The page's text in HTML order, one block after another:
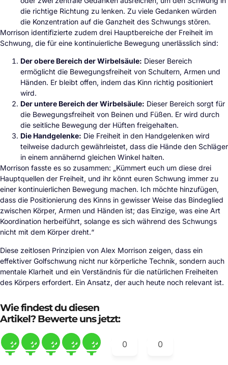
die richtige Richtung zu lenken. Zu viele Gedanken würden
die Konzentration auf die Ganzheit des Schwungs stören.
Morrison identifizierte zudem drei Hauptbereiche der Freiheit im
Schwung, die für eine kontinuierliche Bewegung unerlässlich sind:
Der obere Bereich der Wirbelsäule: Dieser Bereich
ermöglicht die Bewegungsfreiheit von Schultern, Armen und
Händen. Er bleibt offen, indem das Kinn richtig positioniert
wird.
Der untere Bereich der Wirbelsäule: Dieser Bereich sorgt für
die Bewegungsfreiheit von Beinen und Füßen. Er wird durch
die seitliche Bewegung der Hüften freigehalten.
Die Handgelenke: Die Freiheit in den Handgelenken wird
teilweise dadurch gewährleistet, dass die Hände den Schläger
in einem annähernd gleichen Winkel halten.
Morrison fasste es so zusammen: „Kümmert euch um diese drei
Hauptquellen der Freiheit, und ihr könnt euren Schwung immer zu
einer kontinuierlichen Bewegung machen. Ich möchte hinzufügen,
dass die Positionierung des Kinns in gewisser Weise das Bindeglied
zwischen Körper, Armen und Händen ist; das Einzige, was eine Art
Koordination herbeiführt, solange es sich während des Schwungs
nicht mit dem Körper dreht.“
Diese zeitlosen Prinzipien von Alex Morrison zeigen, dass ein
effektiver Golfschwung nicht nur körperliche Technik, sondern auch
mentale Klarheit und ein Verständnis für die natürlichen Freiheiten
des Körpers erfordert. Ein Ansatz, der auch heute noch relevant ist.
Wie findest du diesen
Artikel? Bewerte uns jetzt:
0 0